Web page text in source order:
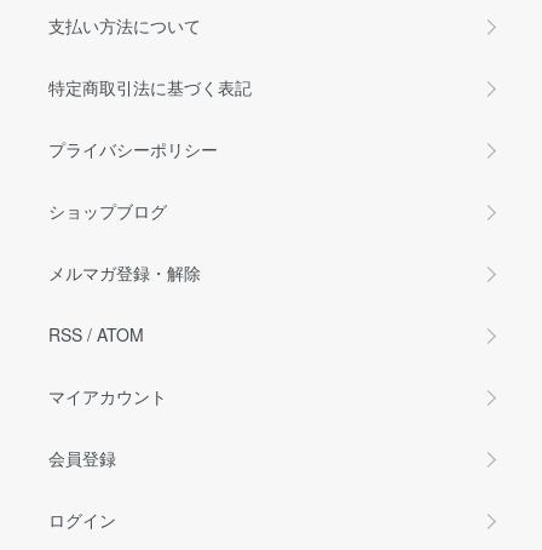
支払い方法について
特定商取引法に基づく表記
プライバシーポリシー
ショップブログ
メルマガ登録・解除
RSS / ATOM
マイアカウント
会員登録
ログイン